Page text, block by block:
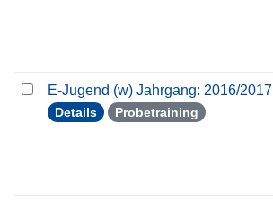
E-Jugend (w) Jahrgang: 2016/2017
Details Probetraining